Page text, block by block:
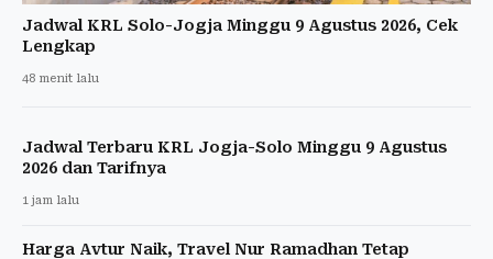
Jadwal KRL Solo-Jogja Minggu 9 Agustus 2026, Cek
Lengkap
48 menit lalu
Jadwal Terbaru KRL Jogja-Solo Minggu 9 Agustus
2026 dan Tarifnya
1 jam lalu
Harga Avtur Naik, Travel Nur Ramadhan Tetap